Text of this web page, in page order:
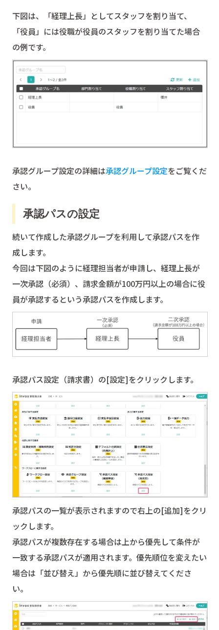
下図は、「経理上長」としてスタッフを割り当て、
「役員」には役職が役員のスタッフを割り当てた場合
の例です。
承認グループ設定の詳細は承認グループ設定をご覧くだ
さい。
承認パスの設定
続いて作成した承認グループを利用して承認パスを作
成します。
今回は下図のように経理担当者が申請し、経理上長が
一次承認（必須）、請求金額が100万円以上の場合に役
員が承認するという承認パスを作成します。
承認パス設定（請求書）の[設定]をクリックします。
承認パスの一覧が表示されますので右上の[追加]をクリ
ックします。
承認パスが複数存在する場合は上から優先して条件が
一致する承認パスが適用されます。優先順位を変えたい
場合は「並び替え」から優先順に並び替えてくださ
い。